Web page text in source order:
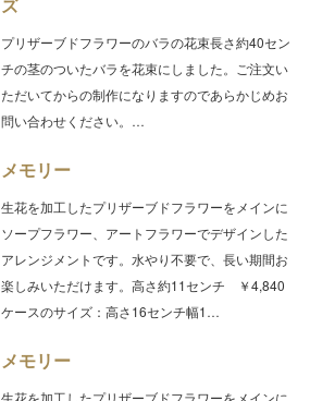
ズ
プリザーブドフラワーのバラの花束長さ約40セン
チの茎のついたバラを花束にしました。ご注文い
ただいてからの制作になりますのであらかじめお
問い合わせください。…
メモリー
生花を加工したプリザーブドフラワーをメインに
ソープフラワー、アートフラワーでデザインした
アレンジメントです。水やり不要で、長い期間お
楽しみいただけます。高さ約11センチ ￥4,840
ケースのサイズ：高さ16センチ幅1…
メモリー